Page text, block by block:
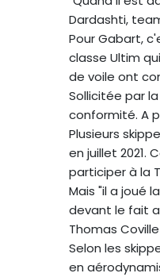
Dardashti,
Pour Gabart,
classe Ultim
de voile ont
Sollicitée par
conformité. A
Plusieurs
en juillet 2021.
participer à la
Mais "il a joué
devant le fait
Thomas
Selon les
en